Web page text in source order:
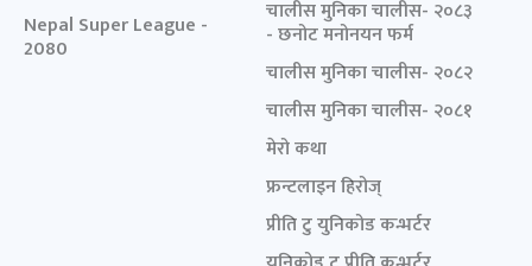
Nepal Super League -
2080
चालीस मुनिका चालीस- २०८३
- छनोट मनोनयन फर्म
चालीस मुनिका चालीस- २०८२
चालीस मुनिका चालीस- २०८१
मेरो कथा
फ्रन्टलाइन हिरोज्
प्रीति टु युनिकोड कन्भर्टर